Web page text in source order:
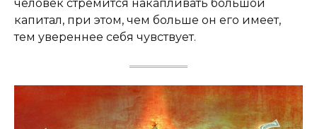
человек стремится накапливать большой
капитал, при этом, чем больше он его имеет,
тем увереннее себя чувствует.